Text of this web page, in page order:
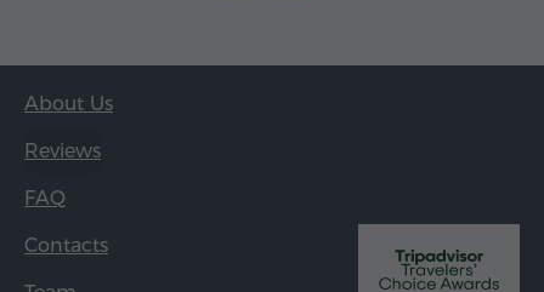
About Us
Reviews
FAQ
Contacts